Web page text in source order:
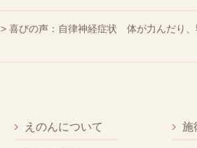
>喜びの声：自律神経症状 体が力んだり
えのんについて 施